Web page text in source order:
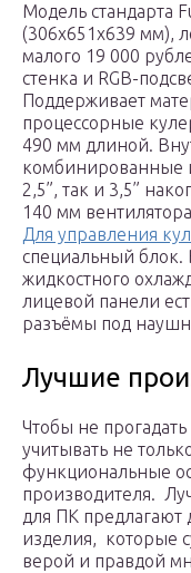
Модель стандарта
(306x651x639 мм),
малого 19 000
стенка и RGB-
Поддерживает
процессорные
490 мм длиной.
комбинированные
2,5”, так и 3,5”
140 мм
Для управления
специальный блок.
жидкостного
лицевой панели
разъёмы под
Лучшие
Чтобы не
учитывать не
функциональные
производителя.
для ПК предлагают
изделия, которые
верой и правдой